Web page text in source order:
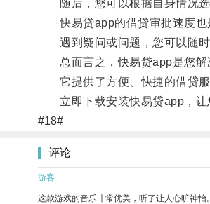
随后，您可以根据自身情况选
快易贷app的借贷审批速度也
遇到疑问或问题，您可以随时
总而言之，快易贷app是您解
它提供了方便、快捷的借贷服
立即下载安装快易贷app，让
#18#
评论
游客
这款游戏的音乐非常优美，听了让人心旷神怡。